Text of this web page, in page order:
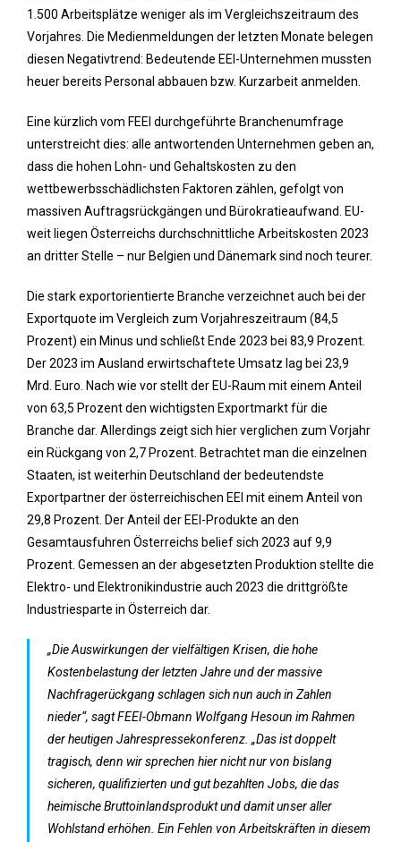
1.500 Arbeitsplätze weniger als im Vergleichszeitraum des
Vorjahres. Die Medienmeldungen der letzten Monate belegen
diesen Negativtrend: Bedeutende EEI-Unternehmen mussten
heuer bereits Personal abbauen bzw. Kurzarbeit anmelden.
Eine kürzlich vom FEEI durchgeführte Branchenumfrage
unterstreicht dies: alle antwortenden Unternehmen geben an,
dass die hohen Lohn- und Gehaltskosten zu den
wettbewerbsschädlichsten Faktoren zählen, gefolgt von
massiven Auftragsrückgängen und Bürokratieaufwand. EU-
weit liegen Österreichs durchschnittliche Arbeitskosten 2023
an dritter Stelle – nur Belgien und Dänemark sind noch teurer.
Die stark exportorientierte Branche verzeichnet auch bei der
Exportquote im Vergleich zum Vorjahreszeitraum (84,5
Prozent) ein Minus und schließt Ende 2023 bei 83,9 Prozent.
Der 2023 im Ausland erwirtschaftete Umsatz lag bei 23,9
Mrd. Euro. Nach wie vor stellt der EU-Raum mit einem Anteil
von 63,5 Prozent den wichtigsten Exportmarkt für die
Branche dar. Allerdings zeigt sich hier verglichen zum Vorjahr
ein Rückgang von 2,7 Prozent. Betrachtet man die einzelnen
Staaten, ist weiterhin Deutschland der bedeutendste
Exportpartner der österreichischen EEI mit einem Anteil von
29,8 Prozent. Der Anteil der EEI-Produkte an den
Gesamtausfuhren Österreichs belief sich 2023 auf 9,9
Prozent. Gemessen an der abgesetzten Produktion stellte die
Elektro- und Elektronikindustrie auch 2023 die drittgrößte
Industriesparte in Österreich dar.
„Die Auswirkungen der vielfältigen Krisen, die hohe
Kostenbelastung der letzten Jahre und der massive
Nachfragerückgang schlagen sich nun auch in Zahlen
nieder“, sagt FEEI-Obmann Wolfgang Hesoun im Rahmen
der heutigen Jahrespressekonferenz. „Das ist doppelt
tragisch, denn wir sprechen hier nicht nur von bislang
sicheren, qualifizierten und gut bezahlten Jobs, die das
heimische Bruttoinlandsprodukt und damit unser aller
Wohlstand erhöhen. Ein Fehlen von Arbeitskräften in diesem